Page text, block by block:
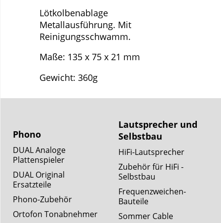
Lötkolbenablage
Metallausführung. Mit
Reinigungsschwamm.
Maße: 135 x 75 x 21 mm
Gewicht: 360g
Lautsprecher und
Selbstbau
HiFi-Lautsprecher
Zubehör für HiFi -
Selbstbau
Frequenzweichen-
Bauteile
Sommer Cable
Phono
DUAL Analoge
Plattenspieler
DUAL Original
Ersatzteile
Phono-Zubehör
Ortofon Tonabnehmer